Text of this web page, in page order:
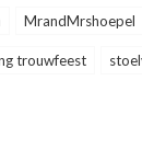
MrandMrshoepel
trouwfeest